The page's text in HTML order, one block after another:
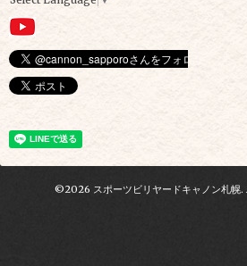
©2026 スポーツビリヤードキャノン札幌.